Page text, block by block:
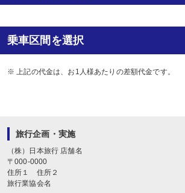
乗車区間を選択
※ 上記の代金は、お1人様あたりの差額代金です。
旅行企画・実施
（株）日本旅行 店舗名
〒000-0000
住所１
住所２
旅行業協会名